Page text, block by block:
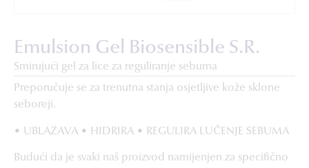
Emulsion Gel Biosensible S.R.
Smirujući gel za lice za reguliranje sebuma
Preporučuje se za trenutna stanja osjetljive kože sklone
seboreji.
• UBLAŽAVA • HIDRIRA • REGULIRA LUČENJE SEBUMA
Budući da je svaki naš proizvod namijenjen za specifično